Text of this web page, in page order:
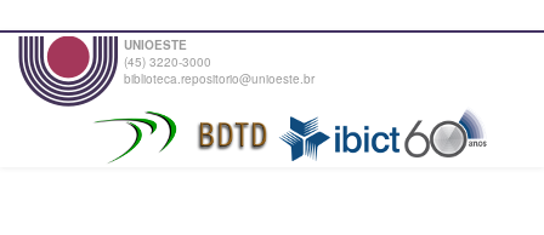
UNIOESTE
(45) 3220-3000
biblioteca.repositorio@unioeste.br